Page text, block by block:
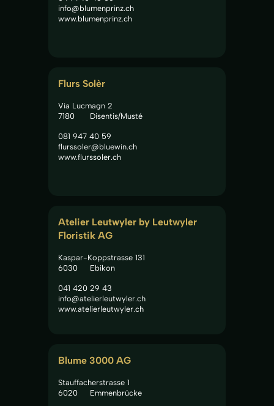
info@blumenprinz.ch
www.blumenprinz.ch
Flurs Solèr
Via Lucmagn 2
7180
Disentis/Musté
081 947 40 59
flurssoler@bluewin.ch
www.flurssoler.ch
Atelier Leutwyler by Leutwyler
Floristik AG
Kaspar-Koppstrasse 131
6030
Ebikon
041 420 29 43
info@atelierleutwyler.ch
www.atelierleutwyler.ch
Blume 3000 AG
Stauffacherstrasse 1
6020
Emmenbrücke